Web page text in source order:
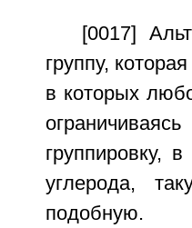
[0017]
группу,
в которых
группировку,
углерода,
подобную.